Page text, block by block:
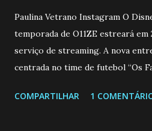
Paulina Vetrano Instagram O
temporada de O11ZE estreará em
serviço de streaming. A nova
centrada no time de futebol “Os
Brum (Dedé), que voltam a
COMPARTILHAR 1